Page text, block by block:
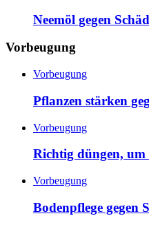
Neemöl gegen
Vorbeugung
Vorbeugung
Pflanzen stärken
Vorbeugung
Richtig düngen, um
Vorbeugung
Bodenpflege gegen